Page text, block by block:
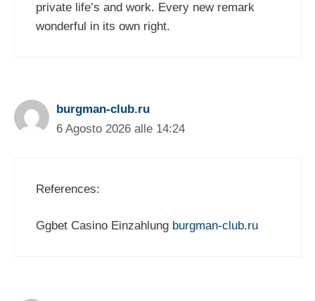
private life’s and work. Every new remark
wonderful in its own right.
burgman-club.ru
6 Agosto 2026 alle 14:24
References:
Ggbet Casino Einzahlung burgman-club.ru